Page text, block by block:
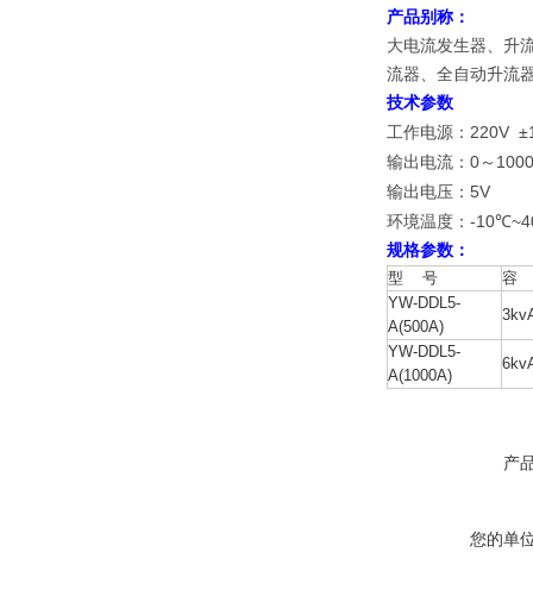
产品别称：
大电流发生器、升
流器、全自动升流
技术参数
工作电源： 220V
输出电流： 0 ～
输出电压： 5V
环境温度： -10℃
规格参数：
型 号
容
YW-DDL5-
A(500A)
YW-DDL5-
A(1000A)
产
您的单